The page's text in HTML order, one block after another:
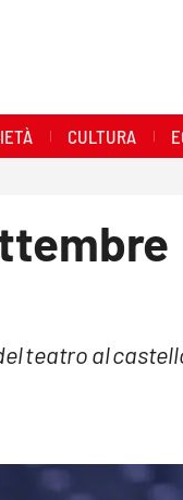
CULTURA
teatro al